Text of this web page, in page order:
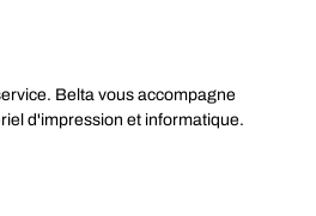
Belta vous accompagne
d'impression et informatique.